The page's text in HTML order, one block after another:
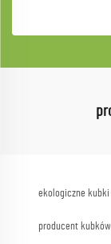
ekologiczne
producent